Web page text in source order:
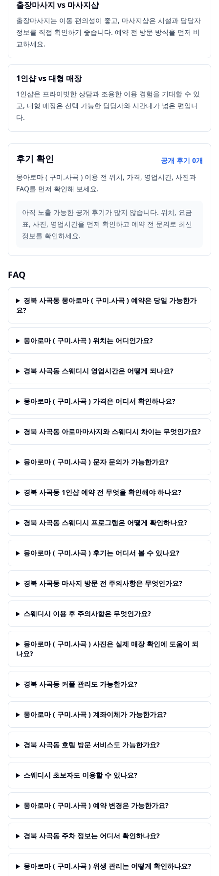
출장마사지 vs 마사지샵
출장마사지는 이동 편의성이 좋고, 마사지샵은 시설과 담당자
정보를 직접 확인하기 좋습니다. 예약 전 방문 방식을 먼저 비
교하세요.
1인샵 vs 대형 매장
1인샵은 프라이빗한 상담과 조용한 이용 경험을 기대할 수 있
고, 대형 매장은 선택 가능한 담당자와 시간대가 넓은 편입니
다.
후기 확인 공개 후기 0개
몽아로마 ( 구미.사곡 ) 이용 전 위치, 가격, 영업시간, 사진과
FAQ를 먼저 확인해 보세요.
아직 노출 가능한 공개 후기가 많지 않습니다. 위치, 요금
표, 사진, 영업시간을 먼저 확인하고 예약 전 문의로 최신
정보를 확인하세요.
FAQ
경북 사곡동 몽아로마 ( 구미.사곡 ) 예약은 당일 가능한가
요?
몽아로마 ( 구미.사곡 ) 위치는 어디인가요?
경북 사곡동 스웨디시 영업시간은 어떻게 되나요?
몽아로마 ( 구미.사곡 ) 가격은 어디서 확인하나요?
경북 사곡동 아로마마사지와 스웨디시 차이는 무엇인가요?
몽아로마 ( 구미.사곡 ) 문자 문의가 가능한가요?
경북 사곡동 1인샵 예약 전 무엇을 확인해야 하나요?
경북 사곡동 스웨디시 프로그램은 어떻게 확인하나요?
몽아로마 ( 구미.사곡 ) 후기는 어디서 볼 수 있나요?
경북 사곡동 마사지 방문 전 주의사항은 무엇인가요?
스웨디시 이용 후 주의사항은 무엇인가요?
몽아로마 ( 구미.사곡 ) 사진은 실제 매장 확인에 도움이 되
나요?
경북 사곡동 커플 관리도 가능한가요?
몽아로마 ( 구미.사곡 ) 계좌이체가 가능한가요?
경북 사곡동 호텔 방문 서비스도 가능한가요?
스웨디시 초보자도 이용할 수 있나요?
몽아로마 ( 구미.사곡 ) 예약 변경은 가능한가요?
경북 사곡동 주차 정보는 어디서 확인하나요?
몽아로마 ( 구미.사곡 ) 위생 관리는 어떻게 확인하나요?